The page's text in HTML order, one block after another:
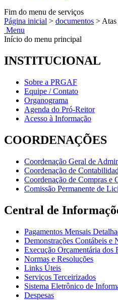
Fim do menu de serviços
Página inicial > documentos >
Menu
Início do menu principal
INSTITUCIONAL
Sobre a PRGAF
Equipe / Contato
Organograma
Agenda do Pró-Reitor
Acesso à Informação
COORDENAÇÕES
Coordenação Geral de
Coordenação de
Coordenação de Compras e
Comissão Permanente de
Central de
Pagamentos Mensais
Demonstrações Contábeis e
Execução Orçamentária dos
Normas e Resoluções
Links Úteis
Serviços Terceirizados
Sistema Eletrônico de
Despesas